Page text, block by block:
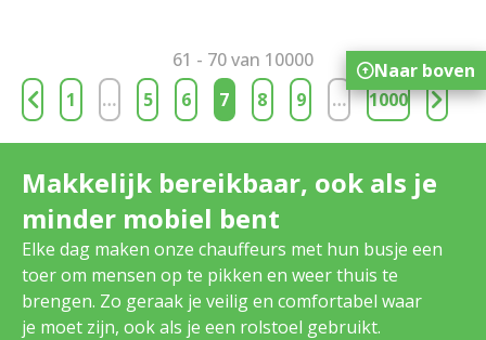
Dienstencentrum Oosterveld
Dienstencentrum Portugesehof
Dienstencentrum Pulhof
Dienstencentrum Romanza
Dienstencentrum Rozenboom
61 - 70 van 10000
1
… 5 6 7 8 9 … 1000
Makkelijk bereikbaar, ook als je
minder mobiel bent
Elke dag maken onze chauffeurs met hun busje een
toer om mensen op te pikken en weer thuis te
brengen. Zo geraak je veilig en comfortabel waar
je moet zijn, ook als je een rolstoel gebruikt.
Naar boven